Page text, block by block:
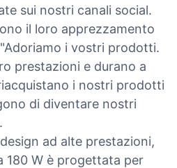
sui nostri canali social.
il loro apprezzamento
i vostri prodotti.
prestazioni e durano a
i nostri prodotti
di diventare nostri
ad alte prestazioni,
180 W è progettata per